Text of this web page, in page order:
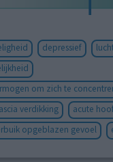
depressief
om zich te
verdikking
acute
opgeblazen gevoel